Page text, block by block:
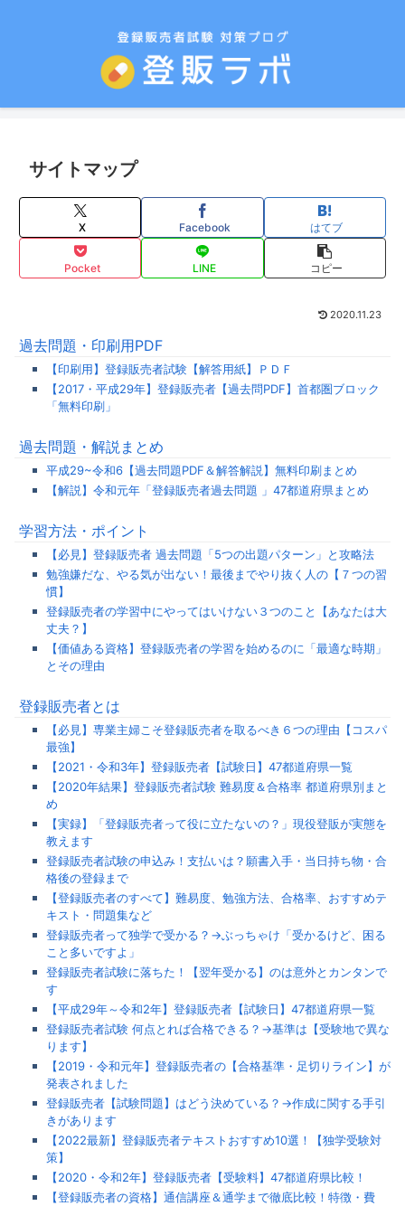
サイトマップ
X Facebook はてブ
Pocket LINE コピー
2020.11.23
過去問題・印刷用PDF
【印刷用】登録販売者試験【解答用紙】ＰＤＦ
【2017・平成29年】登録販売者【過去問PDF】首都圏ブロック
「無料印刷」
過去問題・解説まとめ
平成29~令和6【過去問題PDF＆解答解説】無料印刷まとめ
【解説】令和元年「登録販売者過去問題 」47都道府県まとめ
学習方法・ポイント
【必見】登録販売者 過去問題「5つの出題パターン」と攻略法
勉強嫌だな、やる気が出ない！最後までやり抜く人の【７つの習
慣】
登録販売者の学習中にやってはいけない３つのこと【あなたは大
丈夫？】
【価値ある資格】登録販売者の学習を始めるのに「最適な時期」
とその理由
登録販売者とは
【必見】専業主婦こそ登録販売者を取るべき６つの理由【コスパ
最強】
【2021・令和3年】登録販売者【試験日】47都道府県一覧
【2020年結果】登録販売者試験 難易度＆合格率 都道府県別まと
め
【実録】「登録販売者って役に立たないの？」現役登販が実態を
教えます
登録販売者試験の申込み！支払いは？願書入手・当日持ち物・合
格後の登録まで
【登録販売者のすべて】難易度、勉強方法、合格率、おすすめテ
キスト・問題集など
登録販売者って独学で受かる？→ぶっちゃけ「受かるけど、困る
こと多いですよ」
登録販売者試験に落ちた！【翌年受かる】のは意外とカンタンで
す
【平成29年～令和2年】登録販売者【試験日】47都道府県一覧
登録販売者試験 何点とれば合格できる？→基準は【受験地で異な
ります】
【2019・令和元年】登録販売者の【合格基準・足切りライン】が
発表されました
登録販売者【試験問題】はどう決めている？→作成に関する手引
きがあります
【2022最新】登録販売者テキストおすすめ10選！【独学受験対
策】
【2020・令和2年】登録販売者【受験料】47都道府県比較！
【登録販売者の資格】通信講座＆通学まで徹底比較！特徴・費